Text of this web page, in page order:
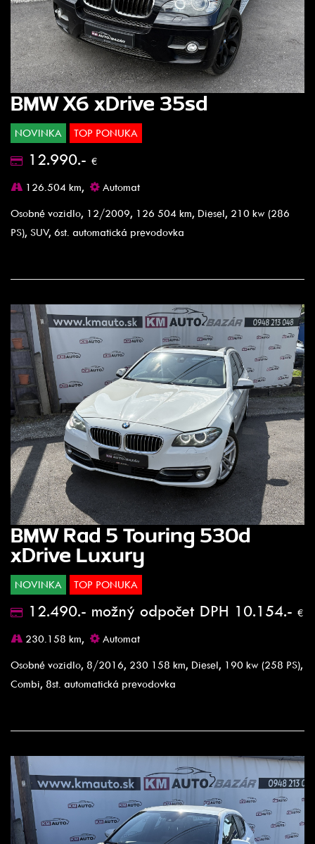
BMW X6 xDrive 35sd
NOVINKA TOP PONUKA
12.990.- €
126.504 km,
Automat
Osobné vozidlo, 12/2009, 126 504 km, Diesel, 210 kw (286
PS), SUV, 6st. automatická prevodovka
BMW Rad 5 Touring 530d
xDrive Luxury
NOVINKA TOP PONUKA
12.490.- možný odpočet DPH 10.154.- €
230.158 km,
Automat
Osobné vozidlo, 8/2016, 230 158 km, Diesel, 190 kw (258 PS),
Combi, 8st. automatická prevodovka